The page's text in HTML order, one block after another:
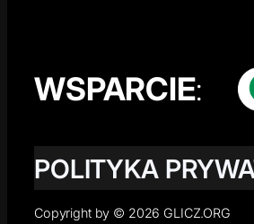
WSPARCIE:
POLITYKA
Copyright by © 2026 GLICZ.ORG